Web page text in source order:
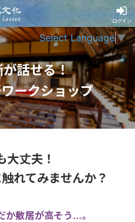
Select Language▼
ログイン
話せる！
ークショップ
大丈夫！
れてみませんか？
敷居が高そう...。